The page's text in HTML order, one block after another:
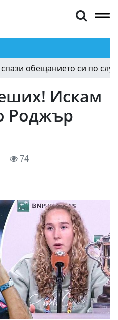
обещанието си по случай
Искам
Роджър
74